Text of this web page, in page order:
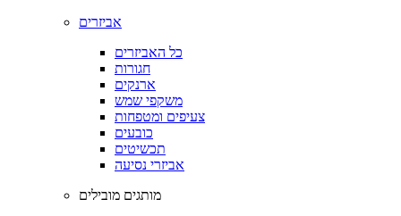
אביזרים
כל האביזרים
חגורות
ארנקים
משקפי שמש
צעיפים ומטפחות
כובעים
תכשיטים
אביזרי נסיעה
מותגים מובילים